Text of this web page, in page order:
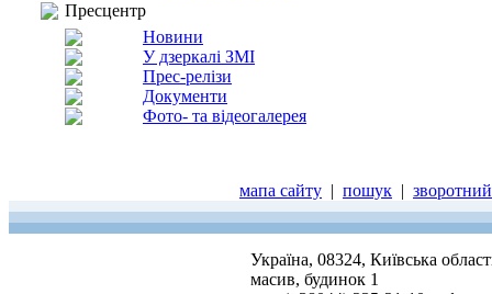
Пресцентр
Новини
У дзеркалі ЗМІ
Прес-релізи
Документи
Фото- та відеогалерея
мапа сайту | пошук |
Україна, 08324, Київська
масив, будинок 1